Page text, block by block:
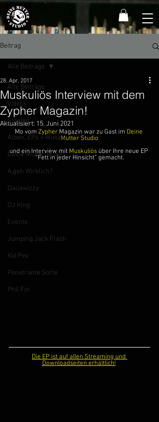
Beitrag
Alle Beiträge
Videos
Singles
Alben, EPs + Mixtapes
Deine Mutter Music
A.geh Wirklich?
Dauawizzy
DJ King
Events
Jumping Jack Flash
Kid Pex
Penetrante Sorte
Phil Fin
Alle Beiträge
Muskuliös Interview mit dem
Zypher Magazin!
28. Apr. 2017
Aktualisiert: 15. Juni 2021
Mo vom Zypher Magazin war zu Gast im Deine
Mutter Studio
und ein Interview mit Muskuliös über Ihre neue EP
“Fett in jeder Hinsicht” gemacht.
Die EP ist auf allen Streaming und
Downloadseiten erhältlich!